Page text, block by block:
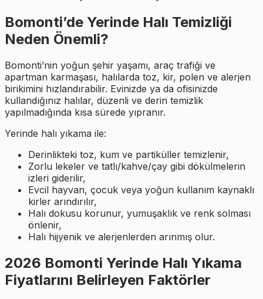
Bomonti’de Yerinde Halı Temizliği
Neden Önemli?
Bomonti’nin yoğun şehir yaşamı, araç trafiği ve
apartman karmaşası, halılarda toz, kir, polen ve alerjen
birikimini hızlandırabilir. Evinizde ya da ofisinizde
kullandığınız halılar, düzenli ve derin temizlik
yapılmadığında kısa sürede yıpranır.
Yerinde halı yıkama ile:
Derinlikteki toz, kum ve partiküller temizlenir,
Zorlu lekeler ve tatlı/kahve/çay gibi dökülmelerin
izleri giderilir,
Evcil hayvan, çocuk veya yoğun kullanım kaynaklı
kirler arındırılır,
Halı dokusu korunur, yumuşaklık ve renk solması
önlenir,
Halı hijyenik ve alerjenlerden arınmış olur.
2026 Bomonti Yerinde Halı Yıkama
Fiyatlarını Belirleyen Faktörler